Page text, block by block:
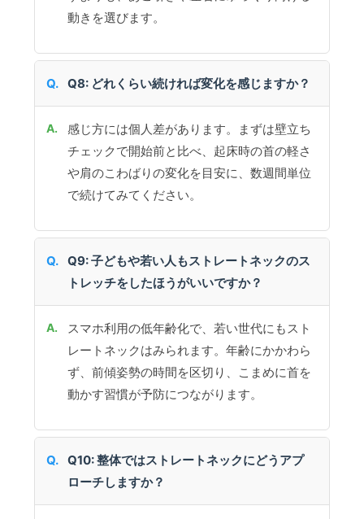
動きを選びます。
Q8: どれくらい続ければ変化を感じますか？
感じ方には個人差があります。まずは壁立ち
チェックで開始前と比べ、起床時の首の軽さ
や肩のこわばりの変化を目安に、数週間単位
で続けてみてください。
Q9: 子どもや若い人もストレートネックのス
トレッチをしたほうがいいですか？
スマホ利用の低年齢化で、若い世代にもスト
レートネックはみられます。年齢にかかわら
ず、前傾姿勢の時間を区切り、こまめに首を
動かす習慣が予防につながります。
Q10: 整体ではストレートネックにどうアプ
ローチしますか？